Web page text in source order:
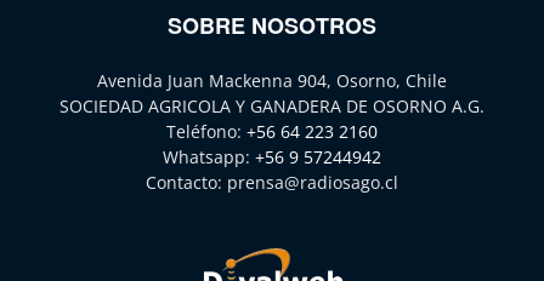
SOBRE NOSOTROS
Avenida Juan Mackenna 904, Osorno, Chile
SOCIEDAD AGRICOLA Y GANADERA DE OSORNO A.G.
Teléfono: +56 64 223 2160
Whatsapp: +56 9 57244942
Contacto: prensa@radiosago.cl